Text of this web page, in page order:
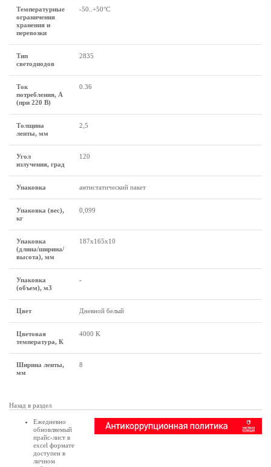
Температурные
ограничения
хранения и
перевозки
-50..+50°C
Тип
светодиодов
2835
Ток
потребления, А
(при 220 В)
0.36
Толщина
ленты, мм
2,5
Угол
излучения, град
120
Упаковка антистатический пакет
Упаковка (вес),
кг
0,099
Упаковка
(длина/ширина/
высота), мм
187х165х10
Упаковка
(объем), м3
-
Цвет Дневной белый
Цветовая
температура, К
4000 K
Ширина ленты,
мм
8
Назад в раздел
Ежедневно
обновляемый
прайс-лист в
excel формате
доступен в
личном